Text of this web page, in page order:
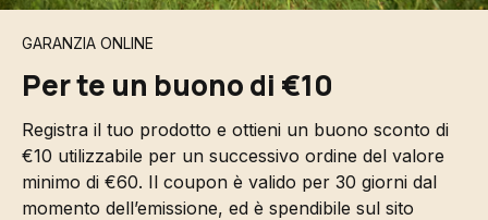
GARANZIA ONLINE
Per te un buono di €10
Registra il tuo prodotto e ottieni un buono sconto di
€10 utilizzabile per un successivo ordine del valore
minimo di €60. Il coupon è valido per 30 giorni dal
momento dell’emissione, ed è spendibile sul sito